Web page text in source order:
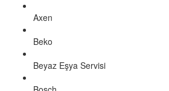
Axen
Beko
Beyaz Eşya Servisi